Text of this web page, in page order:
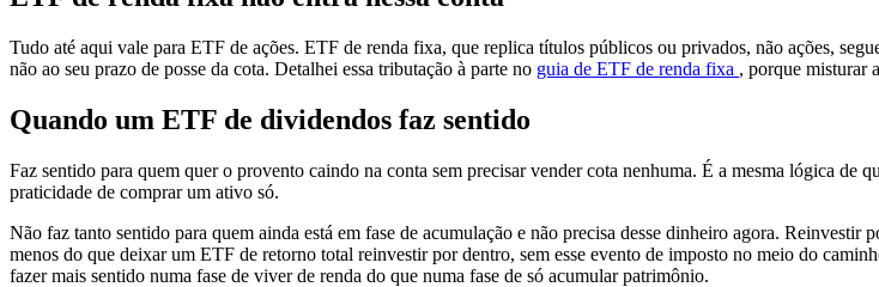
Tudo até aqui vale para ETF de ações. ETF de renda fixa, que replica títulos públicos ou privados, não ações,
não ao seu prazo de posse da cota. Detalhei essa tributação à parte no guia de ETF de renda fixa , porque misturar
Quando um ETF de dividendos faz sentido
Faz sentido para quem quer o provento caindo na conta sem precisar vender cota nenhuma. É a mesma lógica de
praticidade de comprar um ativo só.
Não faz tanto sentido para quem ainda está em fase de acumulação e não precisa desse dinheiro agora.
menos do que deixar um ETF de retorno total reinvestir por dentro, sem esse evento de imposto no meio do
fazer mais sentido numa fase de viver de renda do que numa fase de só acumular patrimônio.